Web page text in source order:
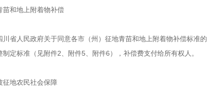
苗和地上附着物补偿
川省人民政府关于同意各市（州）征地青苗和地上附着物补偿标
制定标准（见附件2、附件5、附件6），补偿费支付给所有权人。
征地农民社会保障